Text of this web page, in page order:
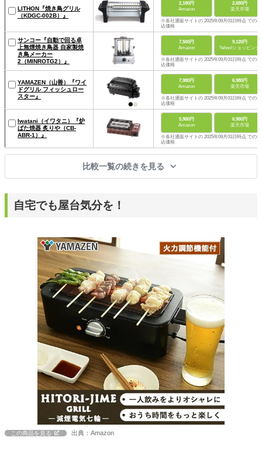
LITHON『焼き鳥グリル
（KDGC-002B）』
2,180円
Amazon
2,680円
楽天市場
※各社通販サイトの 2025年09月01日時点 での税
込価格
サンコー『自動で回る卓
上無煙焼き鳥器 自家製焼
き鳥メーカー
2（MINROTG2）』
7,500円
Amazon
9,120円
Yahoo!ショッピング
※各社通販サイトの 2025年09月01日時点 での税
込価格
YAMAZEN（山善）『ワイ
ドグリル フィッシュロー
スター』
7,980円
Amazon
6,980円
楽天市場
※各社通販サイトの 2025年09月01日時点 での税
込価格
Iwatani（イワタニ）『炉
ばた焼器 炙りや（CB-
ABR-1）』
5,980円
Amazon
6,980円
楽天市場
※各社通販サイトの 2025年09月01日時点 での税
込価格
比較一覧の続きを見る
自宅でも屋台気分を！
この商品を見る 出典：Amazon